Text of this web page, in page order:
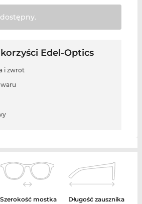
Edel-Optics
i zwrot
Szerokość mostka
Długość zausznika